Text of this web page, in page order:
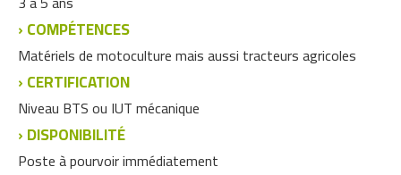
COMPÉTENCES
Matériels de motoculture mais aussi tracteurs agricoles
CERTIFICATION
Niveau BTS ou IUT mécanique
DISPONIBILITÉ
Poste à pourvoir immédiatement